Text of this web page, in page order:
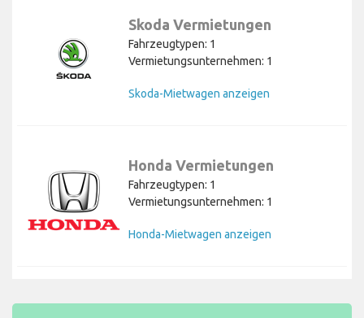
Skoda Vermietungen
Fahrzeugtypen: 1
Vermietungsunternehmen: 1
Skoda-Mietwagen anzeigen
Honda Vermietungen
Fahrzeugtypen: 1
Vermietungsunternehmen: 1
Honda-Mietwagen anzeigen